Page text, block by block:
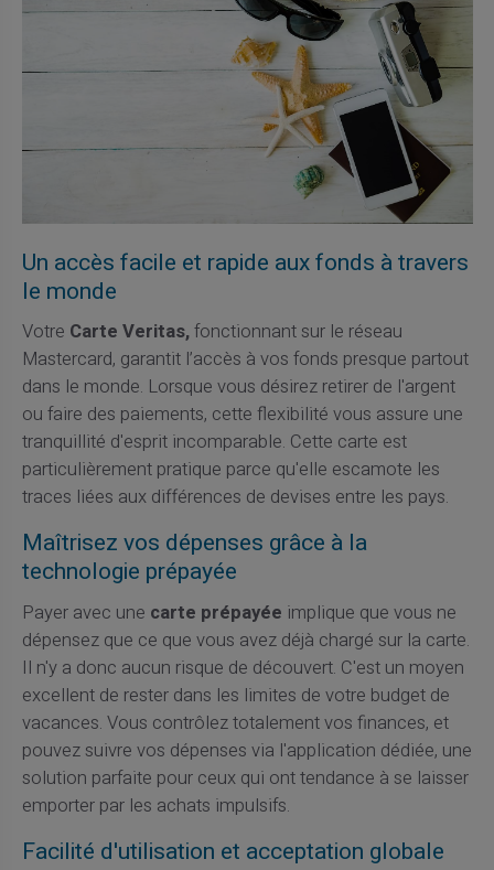
Un accès facile et rapide aux fonds à travers
le monde
Votre Carte Veritas,fonctionnant sur le réseau
Mastercard, garantit l’accès à vos fonds presque partout
dans le monde. Lorsque vous désirez retirer de l'argent
ou faire des paiements, cette flexibilité vous assure une
tranquillité d'esprit incomparable. Cette carte est
particulièrement pratique parce qu'elle escamote les
traces liées aux différences de devises entre les pays.
Maîtrisez vos dépenses grâce à la
technologie prépayée
Payer avec une carte prépayée implique que vous ne
dépensez que ce que vous avez déjà chargé sur la carte.
Il n'y a donc aucun risque de découvert. C'est un moyen
excellent de rester dans les limites de votre budget de
vacances. Vous contrôlez totalement vos finances, et
pouvez suivre vos dépenses via l'application dédiée, une
solution parfaite pour ceux qui ont tendance à se laisser
emporter par les achats impulsifs.
Facilité d'utilisation et acceptation globale